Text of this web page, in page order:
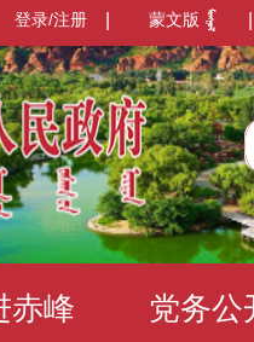
蒙文版
登录/注册
赤峰 党务公